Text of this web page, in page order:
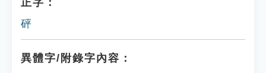
正字：
砰
異體字/附錄字內容：